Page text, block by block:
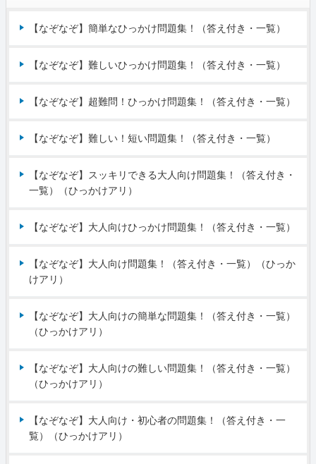
【なぞなぞ】簡単なひっかけ問題集！（答え付き・一覧）
【なぞなぞ】難しいひっかけ問題集！（答え付き・一覧）
【なぞなぞ】超難問！ひっかけ問題集！（答え付き・一覧）
【なぞなぞ】難しい！短い問題集！（答え付き・一覧）
【なぞなぞ】スッキリできる大人向け問題集！（答え付き・
一覧）（ひっかけアリ）
【なぞなぞ】大人向けひっかけ問題集！（答え付き・一覧）
【なぞなぞ】大人向け問題集！（答え付き・一覧）（ひっか
けアリ）
【なぞなぞ】大人向けの簡単な問題集！（答え付き・一覧）
（ひっかけアリ）
【なぞなぞ】大人向けの難しい問題集！（答え付き・一覧）
（ひっかけアリ）
【なぞなぞ】大人向け・初心者の問題集！（答え付き・一
覧）（ひっかけアリ）